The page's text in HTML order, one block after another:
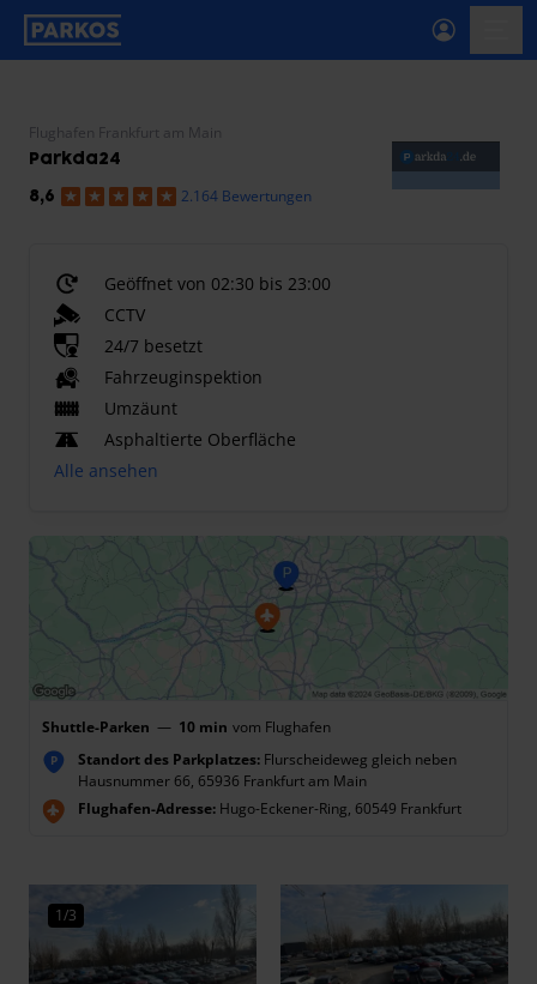
beschriftung-für-primäre-navigation
Flughafen Frankfurt am Main
Parkda24
8,6 2.164 Bewertungen
Geöffnet von 02:30 bis 23:00
CCTV
24/7 besetzt
Fahrzeuginspektion
Umzäunt
Asphaltierte Oberfläche
Alle ansehen
Shuttle-Parken — 10 min vom Flughafen
P Standort des Parkplatzes: Flurscheideweg gleich neben
Hausnummer 66, 65936 Frankfurt am Main
Flughafen-Adresse: Hugo-Eckener-Ring, 60549 Frankfurt
1/3